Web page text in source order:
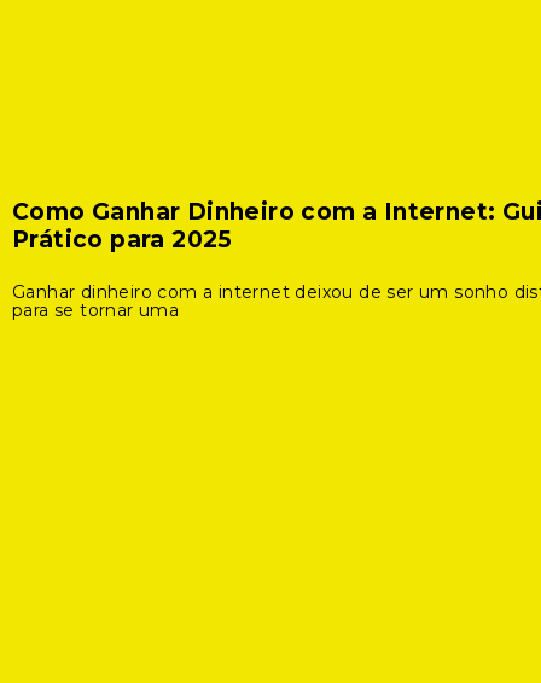
Como Ganhar Dinheiro com a Internet:
Prático para 2025
Ganhar dinheiro com a internet deixou de ser um sonho
para se tornar uma